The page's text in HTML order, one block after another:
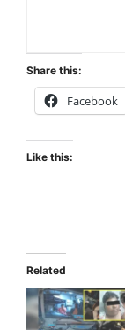
Share this:
Facebook
Like this:
Related